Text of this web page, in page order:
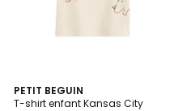
PETIT BEGUIN
T-shirt enfant Kansas City